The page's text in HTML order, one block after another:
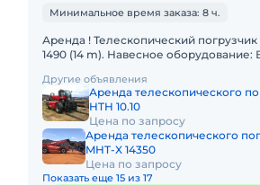
Минимальное время заказа: 8 ч.
Аренда ! Телескопический погрузчик
1490 (14 m). Навесное
Вес 2080
Другие объявления
Аренда телескопического
HTH 10.10
Цена по запросу
Аренда телескопического
MHT-X 14350
Цена по запросу
Показать еще 15 из 17